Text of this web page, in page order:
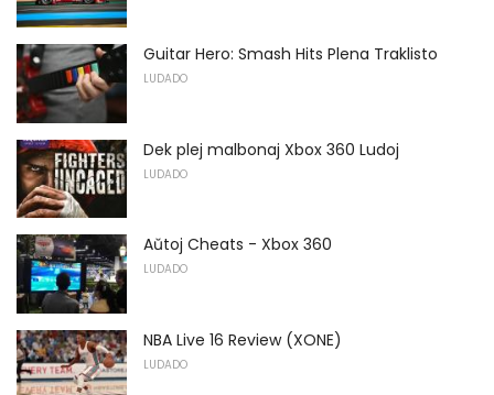
Guitar Hero: Smash Hits Plena Traklisto
LUDADO
Dek plej malbonaj Xbox 360 Ludoj
LUDADO
Aŭtoj Cheats - Xbox 360
LUDADO
NBA Live 16 Review (XONE)
LUDADO